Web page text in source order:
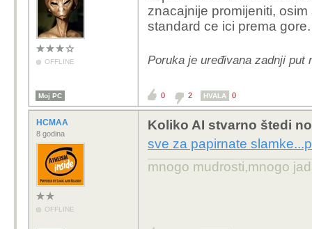
OFFLINE
znacajnije promijeniti,
standard ce ici prema gore.
Poruka je uređivana zadnji put
Moj PC 0 2 HVALA 0
HCMAA
8 godina
OFFLINE
Koliko AI stvarno štedi
sve za papirnate
mnogo mudrosti,mnogo